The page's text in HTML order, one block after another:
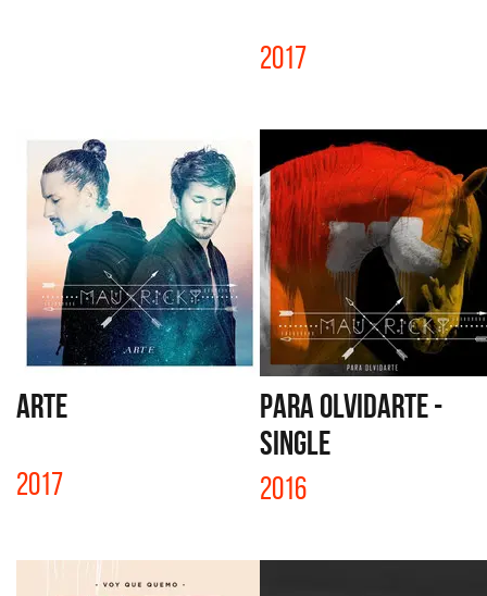
2017
ARTE
2017
PARA OLVIDARTE -
SINGLE
2016